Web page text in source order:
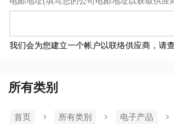
我们会为您建立一个帐户以联络供应商，请
所有类别
首页 所有类別 电子产品